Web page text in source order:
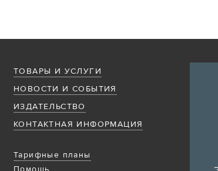
ТОВАРЫ И УСЛУГИ
НОВОСТИ И СОБЫТИЯ
ИЗДАТЕЛЬСТВО
КОНТАКТНАЯ ИНФОРМАЦИЯ
Тарифные планы